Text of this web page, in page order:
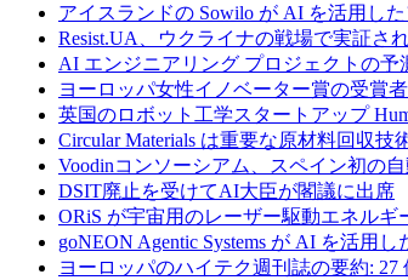
アイスランドの Sowilo が AI を活用し
Resist.UA、ウクライナの戦場で実証さ
AI エンジニアリング プロジェクトの予
ヨーロッパ女性イノベーター賞の受賞
英国のロボット工学スタートアップ
Circular Materials は重要な原材料回収技
Voodinコンソーシアム、スペイン初の
DSIT廃止を受けてAI大臣が閣議に出席
ORiS が宇宙用のレーザー駆動エネル
goNEON Agentic Systems が AI を活用
ヨーロッパのハイテク週刊誌の要約: 27